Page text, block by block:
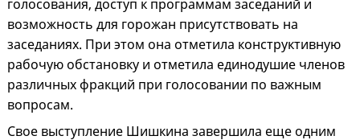
голосования, доступ к программам заседаний и
возможность для горожан присутствовать на
заседаниях. При этом она отметила конструктивную
рабочую обстановку и отметила единодушие членов
различных фракций при голосовании по важным
вопросам.
Свое выступление Шишкина завершила еще одним